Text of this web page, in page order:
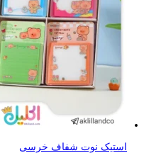
استیک نوت شفاف خرسی